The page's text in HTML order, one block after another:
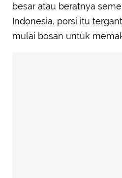
besar atau beratnya
Indonesia, porsi itu
mulai bosan untuk